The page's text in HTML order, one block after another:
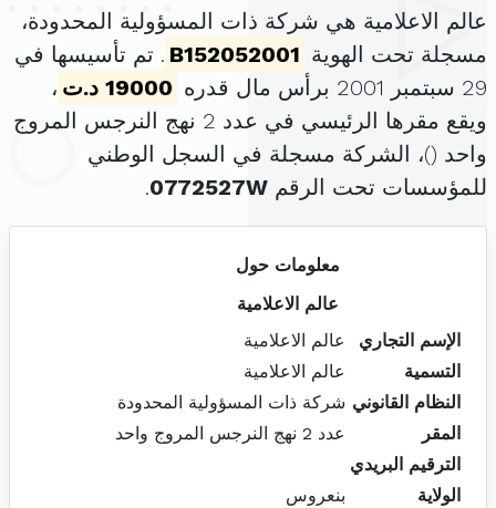
عالم الاعلامية هي شركة ذات المسؤولية المحدودة،
مسجلة تحت الهوية B152052001 . تم تأسيسها في
29 سبتمبر 2001 برأس مال قدره
19000 د.ت
،
ويقع مقرها الرئيسي في عدد 2 نهج النرجس المروج
واحد ()، الشركة مسجلة في السجل الوطني
للمؤسسات تحت الرقم 0772527W
.
معلومات حول
عالم الاعلامية
الإسم التجاري
عالم الاعلامية
التسمية
عالم الاعلامية
النظام القانوني شركة ذات المسؤولية المحدودة
المقر
عدد 2 نهج النرجس المروج واحد
الترقيم البريدي
الولاية
بنعروس